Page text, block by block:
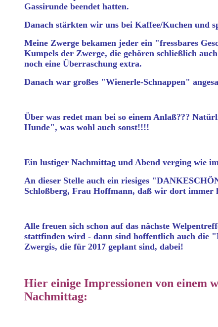
Gassirunde beendet hatten.
Danach stärkten wir uns bei Kaffee/Kuchen und
Meine Zwerge bekamen jeder ein "fressbares
Kumpels der Zwerge, die gehören schließlich
noch eine Überraschung extra.
Danach war großes "Wienerle-Schnappen"
Über was redet man bei so einem Anlaß???
Hunde", was wohl auch sonst!!!!
Ein lustiger Nachmittag und Abend verging wie
An dieser Stelle auch ein riesiges
Schloßberg, Frau Hoffmann, daß wir dort
Alle freuen sich schon auf das nächste
stattfinden wird - dann sind hoffentlich auch die
Zwergis, die für 2017 geplant sind, dabei!
Hier einige Impressionen von einem
Nachmittag: